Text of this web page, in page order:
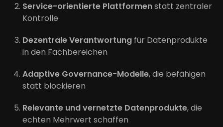
Service-orientierte Plattformenstatt zentraler
Kontrolle
Dezentrale Verantwortung für Datenprodukte
in den Fachbereichen
Adaptive Governance-Modelle, die befähigen
statt blockieren
Relevante und vernetzte Datenprodukte, die
echten Mehrwert schaffen